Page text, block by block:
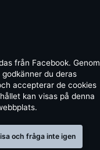
från Facebook. Genom
du deras
accepterar de cookies
kan visas på denna
och fråga inte igen